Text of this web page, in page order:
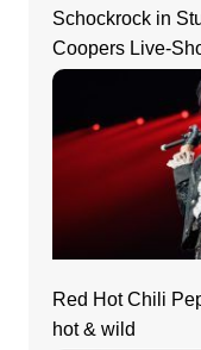
Schockrock in
Coopers Live-
Red Hot Chili
hot & wild